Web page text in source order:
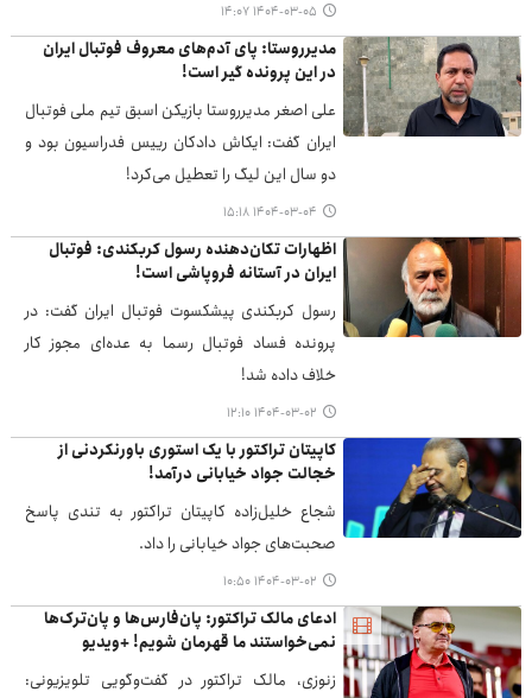
۱۴۰۴-۰۳-۰۵ ۱۴:۰۷
مدیرروستا: پای آدم‌های معروف فوتبال ایران
در این پرونده گیر است!
علی اصغر مدیرروستا بازیکن اسبق تیم ملی فوتبال
ایران گفت: ایکاش دادکان رییس فدراسیون بود و
دو سال این لیگ را تعطیل می‌کرد!
۱۴۰۴-۰۳-۰۴ ۱۵:۱۸
اظهارات تکان‌دهنده رسول کربکندی: فوتبال
ایران در آستانه فروپاشی است!
رسول کربکندی پیشکسوت فوتبال ایران گفت: در
پرونده فساد فوتبال رسما به عده‌ای مجوز کار
خلاف داده شد!
۱۴۰۴-۰۳-۰۲ ۱۲:۱۰
کاپیتان تراکتور با یک استوری باورنکردنی از
خجالت جواد خیابانی درآمد!
شجاع خلیل‌زاده کاپیتان تراکتور به تندی پاسخ
صحبت‌های جواد خیابانی را داد.
۱۴۰۴-۰۳-۰۲ ۱۰:۵۰
ادعای مالک تراکتور: پان‌فارس‌ها و پان‌ترک‌ها
نمی‌خواستند ما قهرمان شویم! +ویدیو
زنوزی، مالک تراکتور در گفت‌وگویی تلویزیونی: